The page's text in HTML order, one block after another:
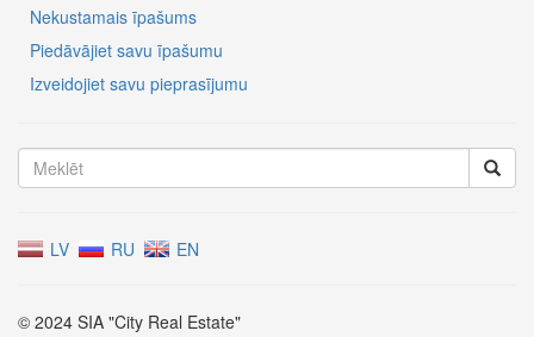
Nekustamais īpašums
Piedāvājiet savu īpašumu
Izveidojiet savu pieprasījumu
LV RU EN
© 2024 SIA "City Real Estate"